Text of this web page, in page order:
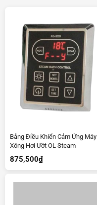
Bảng Điều Khiển Cảm Ứng Máy
Xông Hơi Ướt OL Steam
875,500₫